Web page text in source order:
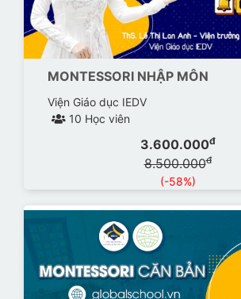
MONTESSORI NHẬP MÔN
Viện Giáo dục IEDV
10 Học viên
3.600.000đ
8.500.000đ
(-58%)